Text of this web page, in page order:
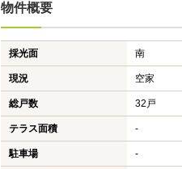
物件概要
採光面 南
現況 空家
総戸数 32戸
テラス面積 -
駐車場 -